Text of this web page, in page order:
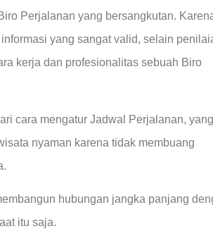
Perjalanan yang bersangkutan.
yang sangat valid, selain
kerja dan profesionalitas sebuah Biro
cara mengatur Jadwal Perjalanan, yang
nyaman karena tidak membuang
hubungan jangka panjang
itu saja.